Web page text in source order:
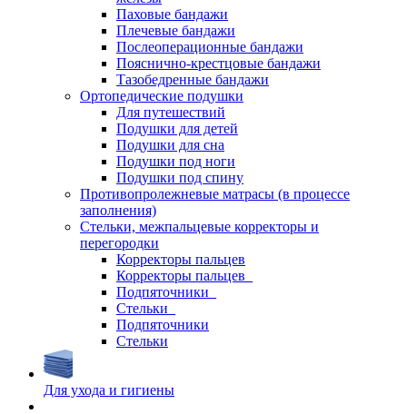
Паховые бандажи
Плечевые бандажи
Послеоперационные бандажи
Пояснично-крестцовые бандажи
Тазобедренные бандажи
Ортопедические подушки
Для путешествий
Подушки для детей
Подушки для сна
Подушки под ноги
Подушки под спину
Противопролежневые матрасы (в процессе
заполнения)
Стельки, межпальцевые корректоры и
перегородки
Корректоры пальцев
Корректоры пальцев_
Подпяточники_
Стельки_
Подпяточники
Стельки
Для ухода и гигиены